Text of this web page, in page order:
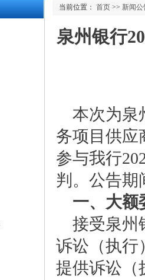
当前位置： 首页 >> 新闻公
泉州银行
本次为泉
务项目供应
参与我行
判。公告期
一、大额
接受泉州
诉讼（执行
提供诉讼（